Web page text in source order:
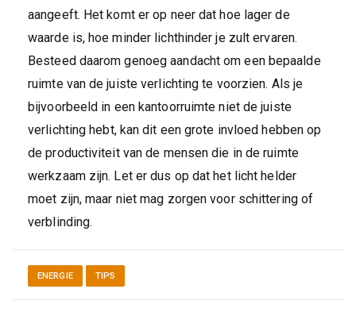
aangeeft. Het komt er op neer dat hoe lager de
waarde is, hoe minder lichthinder je zult ervaren.
Besteed daarom genoeg aandacht om een bepaalde
ruimte van de juiste verlichting te voorzien. Als je
bijvoorbeeld in een kantoorruimte niet de juiste
verlichting hebt, kan dit een grote invloed hebben op
de productiviteit van de mensen die in de ruimte
werkzaam zijn. Let er dus op dat het licht helder
moet zijn, maar niet mag zorgen voor schittering of
verblinding.
ENERGIE TIPS